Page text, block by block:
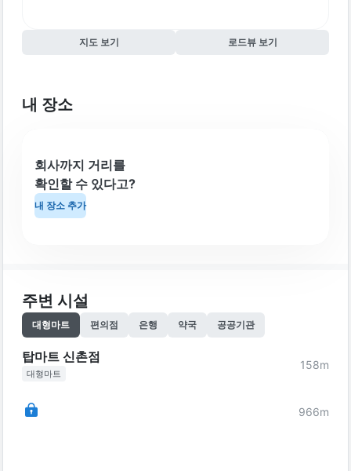
지도 보기 로드뷰 보기
내 장소
회사까지 거리를
확인할 수 있다고?
내 장소 추가
주변 시설
대형마트 편의점 은행 약국 공공기관
탑마트 신촌점
대형마트
158m
966m